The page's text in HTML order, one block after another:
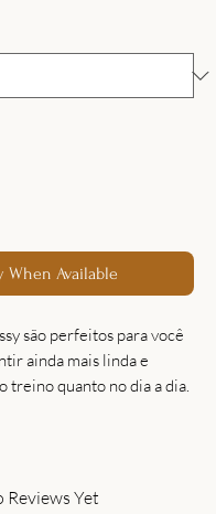
When Available
são perfeitos para você
ainda mais linda e
treino quanto no dia a dia.
Reviews Yet